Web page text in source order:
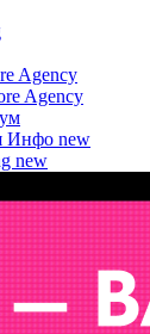
Agency
Agency
Инфо new
new